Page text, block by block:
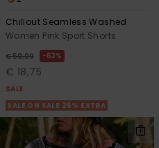
Chillout Seamless Washed
Women Pink Sport Shorts
€ 50,00 63%
€ 18,75
SALE
SALE ON SALE 25% EXTRA